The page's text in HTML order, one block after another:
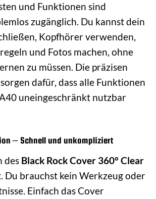
und Funktionen sind
zugänglich. Du kannst dein
Kopfhörer verwenden,
und Fotos machen, ohne
zu müssen. Die präzisen
dafür, dass alle Funktionen
uneingeschränkt nutzbar
– Schnell und unkompliziert
des Black Rock Cover 360° Clear
Du brauchst kein Werkzeug oder
Einfach das Cover